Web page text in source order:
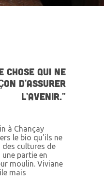
CHOSE QUI NE
D'ASSURER
L'AVENIR."
à Chançay
le bio qu'ils ne
cultures de
partie en
moulin. Viviane
mais